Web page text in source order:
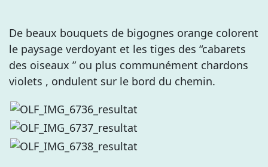
De beaux bouquets de bigognes orange colorent
le paysage verdoyant et les tiges des “cabarets
des oiseaux ” ou plus communément chardons
violets , ondulent sur le bord du chemin.